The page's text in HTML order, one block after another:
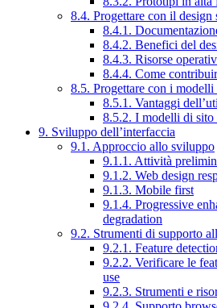
8.4. Progettare con il design
8.4.1.
8.4.2. Benefici del
8.4.3. Risorse
8.4.4. Come
8.5. Progettare con i
8.5.1. Vantaggi
8.5.2. I modelli di
9. Sviluppo dell’interfaccia
9.1. Approccio allo sviluppo
9.1.1. Attività
9.1.2. Web design
9.1.3. Mobile first
9.1.4. Progressive
degradation
9.2. Strumenti di supporto
9.2.1. Feature
9.2.2. Verificare le
use
9.2.3. Strumenti e